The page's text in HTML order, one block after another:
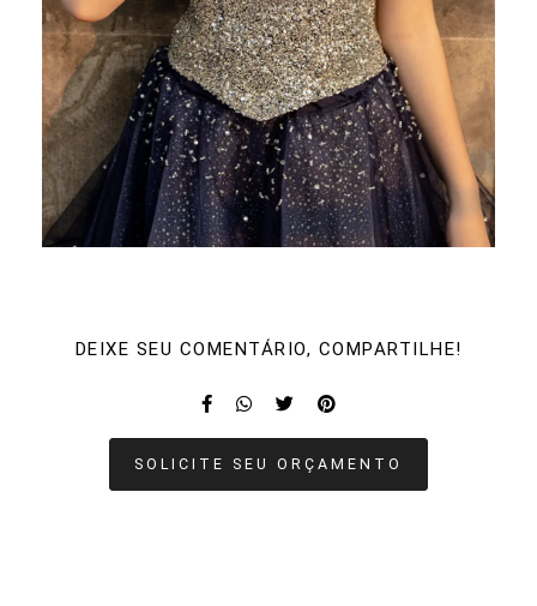
DEIXE SEU COMENTÁRIO, COMPARTILHE!
SOLICITE SEU ORÇAMENTO